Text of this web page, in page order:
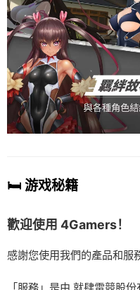
🛏️ 游戏秘籍
歡迎使用 4Gamers！
感謝您使用我們的產品和服